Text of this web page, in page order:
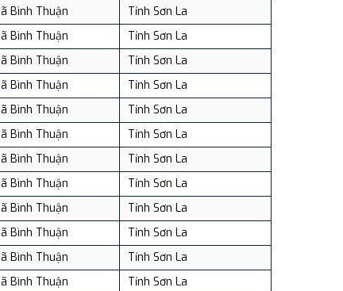
Bình Thuận
Tỉnh Sơn La
Bình Thuận
Tỉnh Sơn La
Bình Thuận
Tỉnh Sơn La
Bình Thuận
Tỉnh Sơn La
Bình Thuận
Tỉnh Sơn La
Bình Thuận
Tỉnh Sơn La
Bình Thuận
Tỉnh Sơn La
Bình Thuận
Tỉnh Sơn La
Bình Thuận
Tỉnh Sơn La
Bình Thuận
Tỉnh Sơn La
Bình Thuận
Tỉnh Sơn La
Bình Thuận
Tỉnh Sơn La